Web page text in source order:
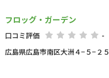
フロッグ・ガーデン
口コミ評価
-
広島県広島市南区大洲４−５−２５